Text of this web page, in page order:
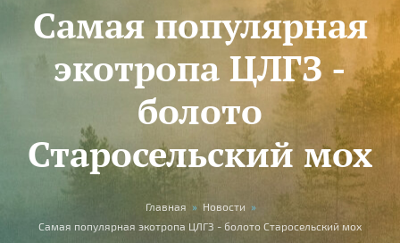
Самая популярная
экотропа ЦЛГЗ -
болото
Старосельский мох
Вы здесь Главная » Новости »
Самая популярная экотропа ЦЛГЗ - болото Старосельский мох